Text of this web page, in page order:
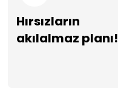
Hırsızların
akılalmaz planı!